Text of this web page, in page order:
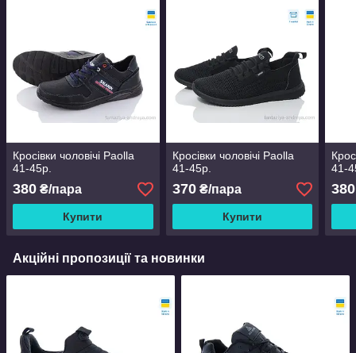
Кросівки чоловічі Paolla
41-45р.
380 ₴/пара
Купити
Кросівки чоловічі Paolla
41-45р.
370₴/пара
Купити
41-
380
Акційні пропозиції та новинки